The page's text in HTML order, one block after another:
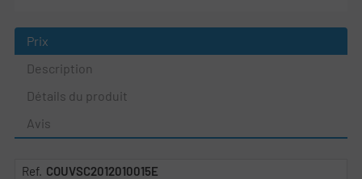
Prix
Description
Détails du produit
Avis
COUVSC2012010015E